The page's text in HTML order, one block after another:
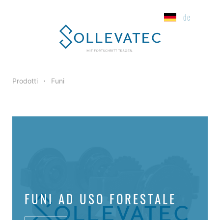
de
Prodotti • Funi
FUNI AD USO FORESTALE